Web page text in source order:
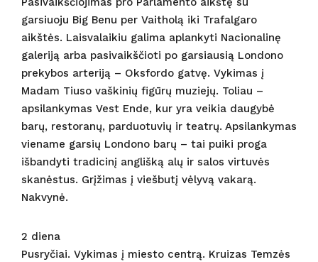
garsiuoju Big Benu per Vaitholą iki Trafalgaro
aikštės. Laisvalaikiu galima aplankyti Nacionalinę
galeriją arba pasivaikščioti po garsiausią Londono
prekybos arteriją – Oksfordo gatvę. Vykimas į
Madam Tiuso vaškinių figūrų muziejų. Toliau –
apsilankymas Vest Ende, kur yra veikia daugybė
barų, restoranų, parduotuvių ir teatrų. Apsilankymas
viename garsių Londono barų – tai puiki proga
išbandyti tradicinį anglišką alų ir salos virtuvės
skanėstus. Grįžimas į viešbutį vėlyvą vakarą.
Nakvynė.
2 diena
Pusryčiai. Vykimas į miesto centrą. Kruizas Temzės